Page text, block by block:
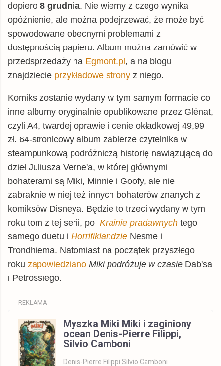
dopiero 8 grudnia. Nie wiemy z czego wynika
opóźnienie, ale można podejrzewać, że może być
spowodowane obecnymi problemami z
dostępnością papieru. Album można zamówić w
przedsprzedaży na Egmont.pl, a na blogu
znajdziecie przykładowe strony z niego.
Komiks zostanie wydany w tym samym formacie co
inne albumy oryginalnie opublikowane przez Glénat,
czyli A4, twardej oprawie i cenie okładkowej 49,99
zł. 64-stronicowy album zabierze czytelnika w
steampunkową podróżniczą historię nawiązującą do
dzieł Juliusza Verne'a, w której głównymi
bohaterami są Miki, Minnie i Goofy, ale nie
zabraknie w niej też innych bohaterów znanych z
komiksów Disneya. Będzie to trzeci wydany w tym
roku tom z tej serii, po Krainie pradawnych tego
samego duetu i Horrifiklandzie Nesme i
Trondhiema. Natomiast na początek przyszłego
roku zapowiedziano Miki podróżuje w czasie Dab'sa
i Petrossiego.
REKLAMA
Myszka Miki Miki i zaginiony
ocean Denis-Pierre Filippi,
Silvio Camboni
Denis-Pierre Filippi Silvio Camboni